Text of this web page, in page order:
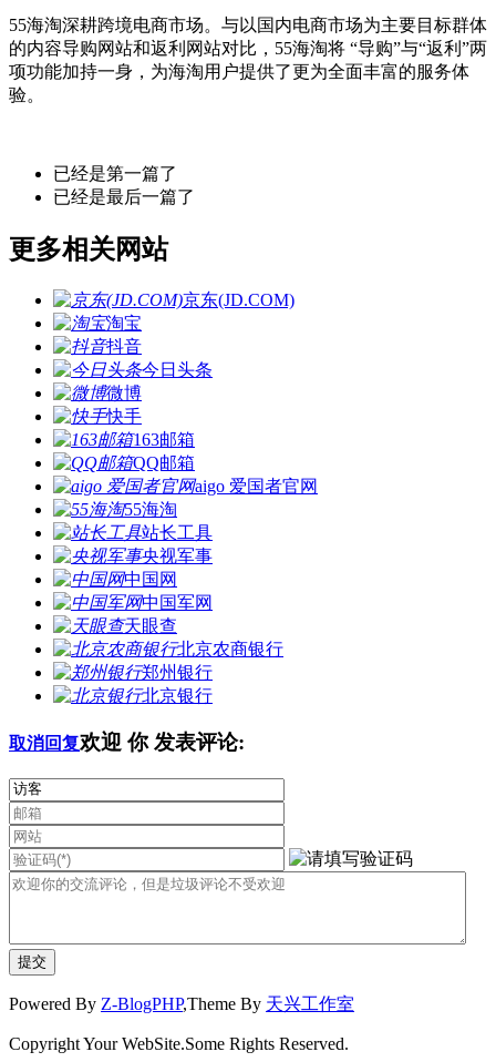
55海淘深耕跨境电商市场。与以国内电商市场为主要目标群体
的内容导购网站和返利网站对比，55海淘将 “导购”与“返利”两
项功能加持一身，为海淘用户提供了更为全面丰富的服务体
验。
已经是第一篇了
已经是最后一篇了
更多相关网站
京东(JD.COM)
淘宝
抖音
今日头条
微博
快手
163邮箱
QQ邮箱
aigo 爱国者官网
55海淘
站长工具
央视军事
中国网
中国军网
天眼查
北京农商银行
郑州银行
北京银行
取消回复欢迎 你发表评论:
Powered By Z-BlogPHP,Theme By 天兴工作室
Copyright Your WebSite.Some Rights Reserved.